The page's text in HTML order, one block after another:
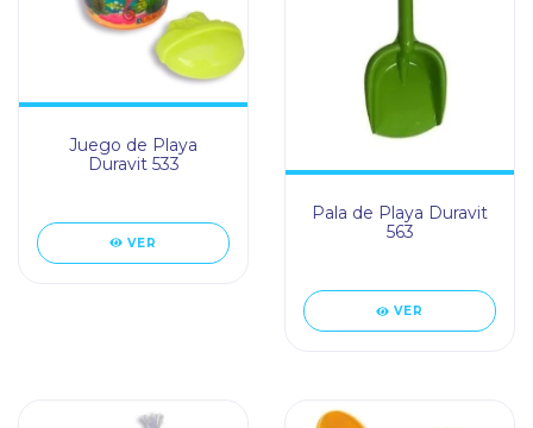
Juego de Playa
Duravit 533
VER
Pala de Playa Duravit
563
VER